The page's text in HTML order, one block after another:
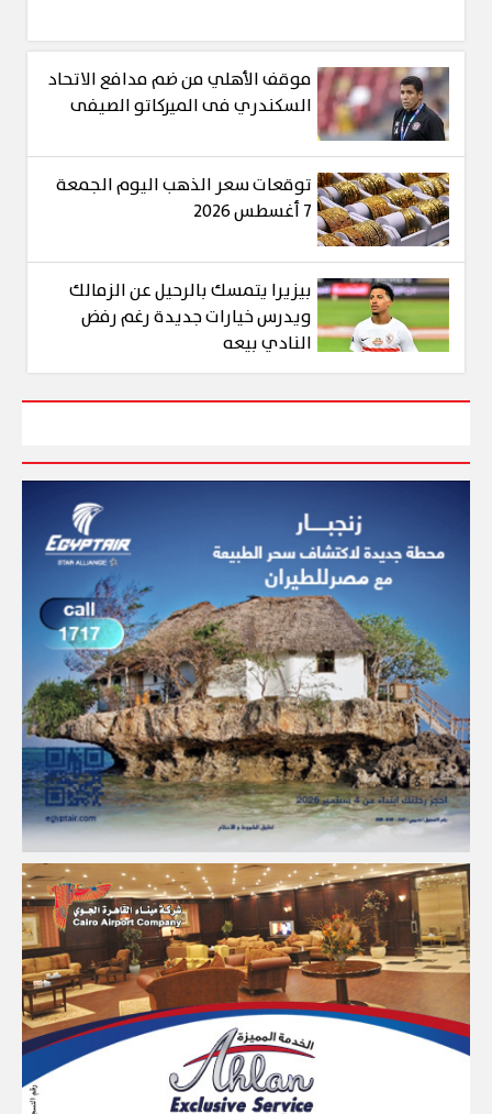
موقف الأهلي من ضم مدافع الاتحاد
السكندري فى الميركاتو الصيفى
توقعات سعر الذهب اليوم الجمعة
7 أغسطس 2026
بيزيرا يتمسك بالرحيل عن الزمالك
ويدرس خيارات جديدة رغم رفض
النادي بيعه